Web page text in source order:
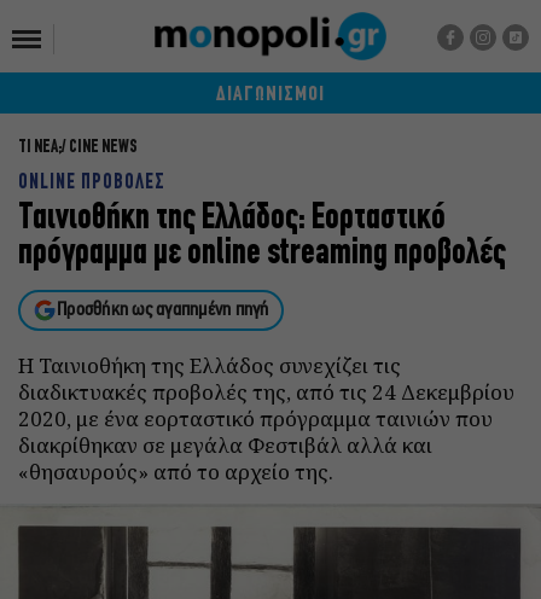
ΔΙΑΓΩΝΙΣΜΟΙ
ΤΙ ΝΕΑ; CINE NEWS
ONLINE ΠΡΟΒΟΛΕΣ
Ταινιοθήκη της Ελλάδος: Εορταστικό
πρόγραμμα με online streaming προβολές
Προσθήκη ως αγαπημένη πηγή
Η Ταινιοθήκη της Ελλάδος συνεχίζει τις
διαδικτυακές προβολές της, από τις 24 Δεκεμβρίου
2020, με ένα εορταστικό πρόγραμμα ταινιών που
διακρίθηκαν σε μεγάλα Φεστιβάλ αλλά και
«θησαυρούς» από το αρχείο της.